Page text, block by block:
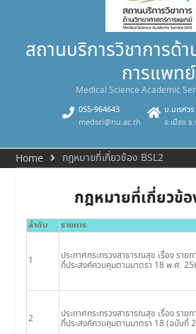
ชนิดแสงส่องกราดด้วยเลเซอร์
Confocal Microscope (ZEISS
LSM 900 with Airyscan 2)
คณะวิทยาศาสตร์การแพทย์
มหาวิทยาลัยนเรศวร ขอแสดงความ
พันธ์ รองผู้อำนวยการสถานบริการ
วิชาการด้านวิทยาศาสตร์การแพทย์
คณะวิทยาศาสตร์การแพทย์
มหาวิทยาลัยนเรศวรได้รับคัดเลือก
เป็น บุคลากรดีเด่น (สายสนับสนุน)
มหาวิทยาลัยนเรศวร ประจำปี 2569
สถานบริการวิชาการด้
การแพทย์
Medical Science Academic
055-964643
medsci@nu.ac.th
ม.นเรศว
อ.เมือง
Home กฎหมายที่เกี่ยวข้อง BSL2
กฎหมายที่เกี่ยวข้อ
ลำดับ รายการ
1
ประกาศกระทรวงสาธารณสุข เรื่อง รายก
ที่ประสงค์ควบคุมตามมาตรา 18 พ.ศ.
2
ประกาศกระทรวงสาธารณสุข เรื่อง รายก
ที่ประสงค์ควบคุมตามมาตรา 18 (ฉบับที่